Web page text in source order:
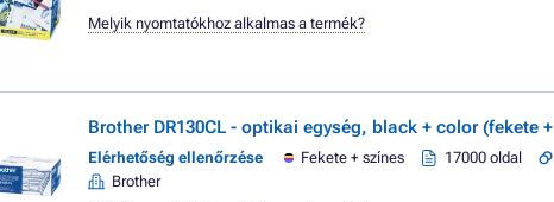
Melyik nyomtatókhoz alkalmas a termék?
Brother DR130CL - optikai egység, black + color (fekete
Elérhetőség ellenőrzése Fekete + színes 17000 oldal
Brother